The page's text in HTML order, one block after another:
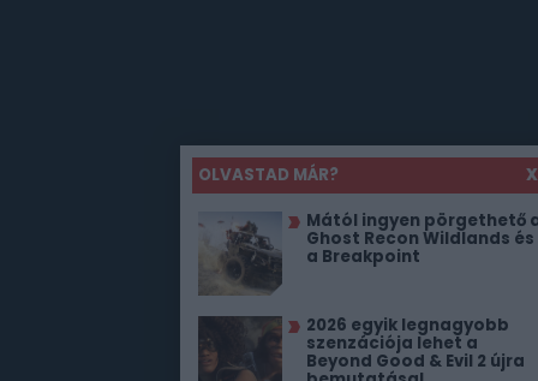
OLVASTAD MÁR?
X
Mától ingyen pörgethető
Ghost Recon Wildlands és
a Breakpoint
2026 egyik legnagyobb
szenzációja lehet a
Beyond Good & Evil 2 újra